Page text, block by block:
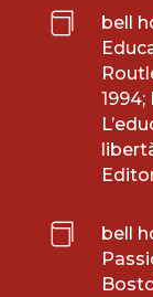

bell

bell